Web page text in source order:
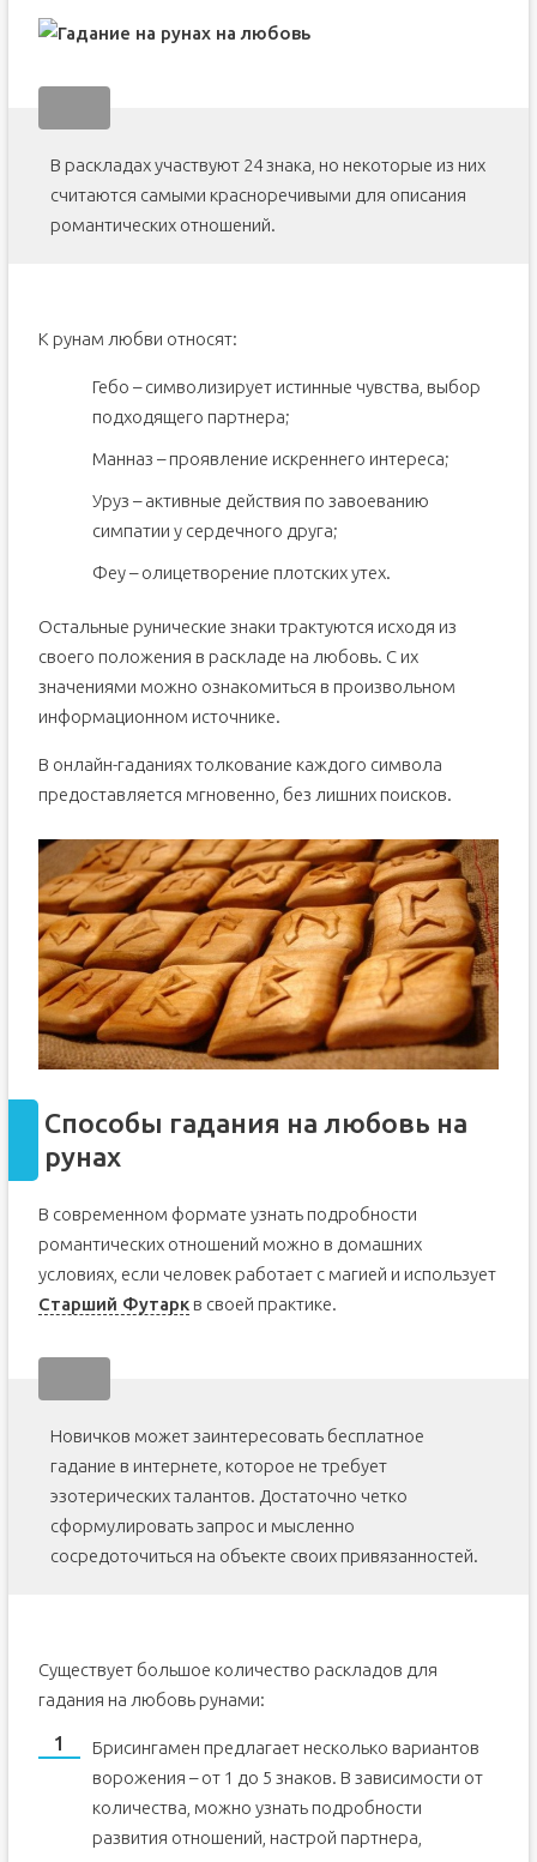
В раскладах участвуют 24 знака, но некоторые из них
считаются самыми красноречивыми для описания
романтических отношений.
К рунам любви относят:
Гебо – символизирует истинные чувства, выбор
подходящего партнера;
Манназ – проявление искреннего интереса;
Уруз – активные действия по завоеванию
симпатии у сердечного друга;
Феу – олицетворение плотских утех.
Остальные рунические знаки трактуются исходя из
своего положения в раскладе на любовь. С их
значениями можно ознакомиться в произвольном
информационном источнике.
В онлайн-гаданиях толкование каждого символа
предоставляется мгновенно, без лишних поисков.
Способы гадания на любовь на
рунах
В современном формате узнать подробности
романтических отношений можно в домашних
условиях, если человек работает с магией и использует
Старший Футаркв своей практике.
Новичков может заинтересовать бесплатное
гадание в интернете, которое не требует
эзотерических талантов. Достаточно четко
сформулировать запрос и мысленно
сосредоточиться на объекте своих привязанностей.
Существует большое количество раскладов для
гадания на любовь рунами:
Брисингамен предлагает несколько вариантов
ворожения – от 1 до 5 знаков. В зависимости от
количества, можно узнать подробности
развития отношений, настрой партнера,